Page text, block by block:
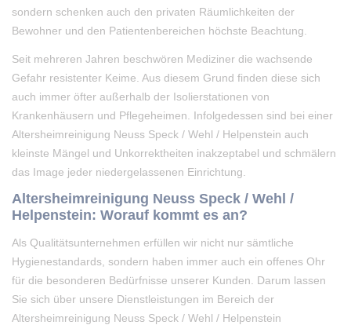
sondern schenken auch den privaten Räumlichkeiten der
Bewohner und den Patientenbereichen höchste Beachtung.
Seit mehreren Jahren beschwören Mediziner die wachsende
Gefahr resistenter Keime. Aus diesem Grund finden diese sich
auch immer öfter außerhalb der Isolierstationen von
Krankenhäusern und Pflegeheimen. Infolgedessen sind bei einer
Altersheimreinigung Neuss Speck / Wehl / Helpenstein auch
kleinste Mängel und Unkorrektheiten inakzeptabel und schmälern
das Image jeder niedergelassenen Einrichtung.
Altersheimreinigung Neuss Speck / Wehl /
Helpenstein: Worauf kommt es an?
Als Qualitätsunternehmen erfüllen wir nicht nur sämtliche
Hygienestandards, sondern haben immer auch ein offenes Ohr
für die besonderen Bedürfnisse unserer Kunden. Darum lassen
Sie sich über unsere Dienstleistungen im Bereich der
Altersheimreinigung Neuss Speck / Wehl / Helpenstein